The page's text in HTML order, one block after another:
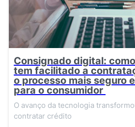
Consignado digital:
tem facilitado a
o processo mais seguro
para o consumidor
O avanço da tecnologia
contratar crédito